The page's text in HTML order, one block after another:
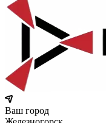
Ваш город